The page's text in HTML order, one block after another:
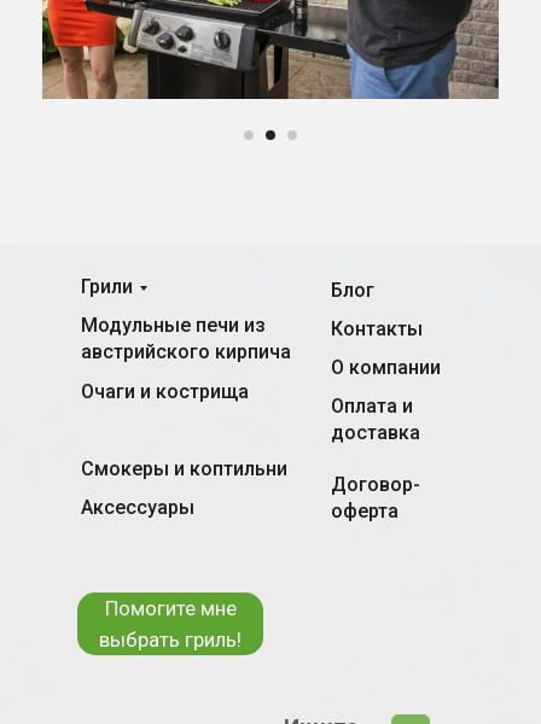
Модульные печи из
австрийского кирпича
Смокеры и коптильни
Очаги и кострища
Контакты
Блог
О компании
Оплата и
доставка
Аксессуары
Грили
Помогите мне
выбрать гриль!
Договор-
оферта